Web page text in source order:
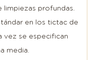
limpiezas profundas.
en los tictac de
vez se especifican
media.